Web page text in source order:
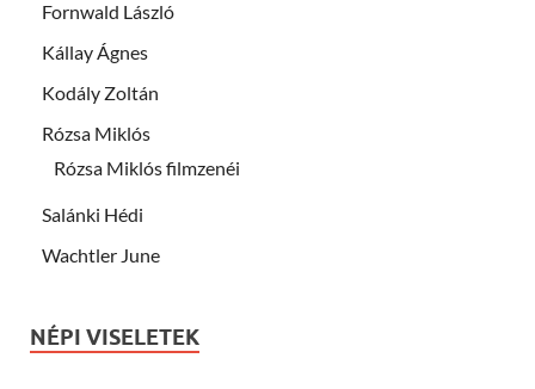
Fornwald László
Kállay Ágnes
Kodály Zoltán
Rózsa Miklós
Rózsa Miklós filmzenéi
Salánki Hédi
Wachtler June
NÉPI VISELETEK